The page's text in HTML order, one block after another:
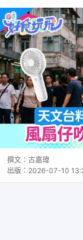
撰文： 古嘉瑋
出版： 2026-07-10